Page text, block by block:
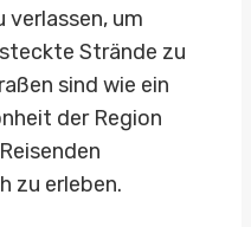
verlassen, um
Strände zu
sind wie ein
der Region
zu erleben.